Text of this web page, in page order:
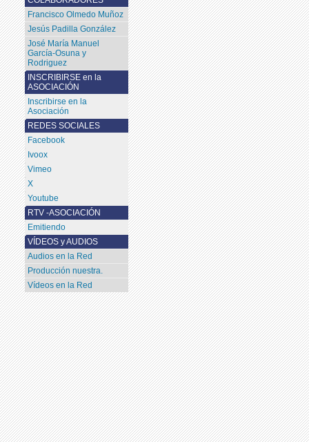
Francisco Olmedo Muñoz
Jesús Padilla González
José María Manuel
García-Osuna y
Rodriguez
INSCRIBIRSE en la
ASOCIACIÓN
Inscribirse en la
Asociación
REDES SOCIALES
Facebook
Ivoox
Vimeo
X
Youtube
RTV -ASOCIACIÓN
Emitiendo
VÍDEOS y AUDIOS
Audios en la Red
Producción nuestra.
Vídeos en la Red